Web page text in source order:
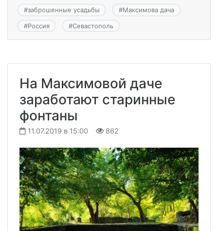
#заброшенные усадьбы #Максимова дача
#Россия #Севастополь
На Максимовой даче
заработают старинные
фонтаны
11.07.2019 в 15:00 862